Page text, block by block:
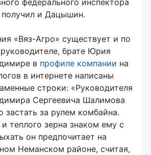
федерального инспектора
получил и Дацышин.
«Вяз-Агро» существует и по
брате Юрия
в профиле компании на
в интернете написаны
строки: «Руководителя
Сергеевича Шалимова
за рулем комбайна.
теплого зерна знаком ему с
он предпочитает на
Неманском районе, считая,